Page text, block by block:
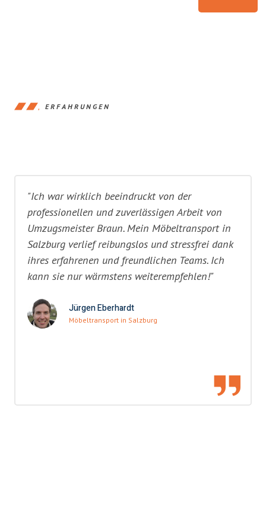
ERFAHRUNGEN
"Ich war wirklich beeindruckt von der
professionellen und zuverlässigen Arbeit von
Umzugsmeister Braun. Mein Möbeltransport in
Salzburg verlief reibungslos und stressfrei dank
ihres erfahrenen und freundlichen Teams. Ich
kann sie nur wärmstens weiterempfehlen!"
Jürgen Eberhardt
Möbeltransport in Salzburg